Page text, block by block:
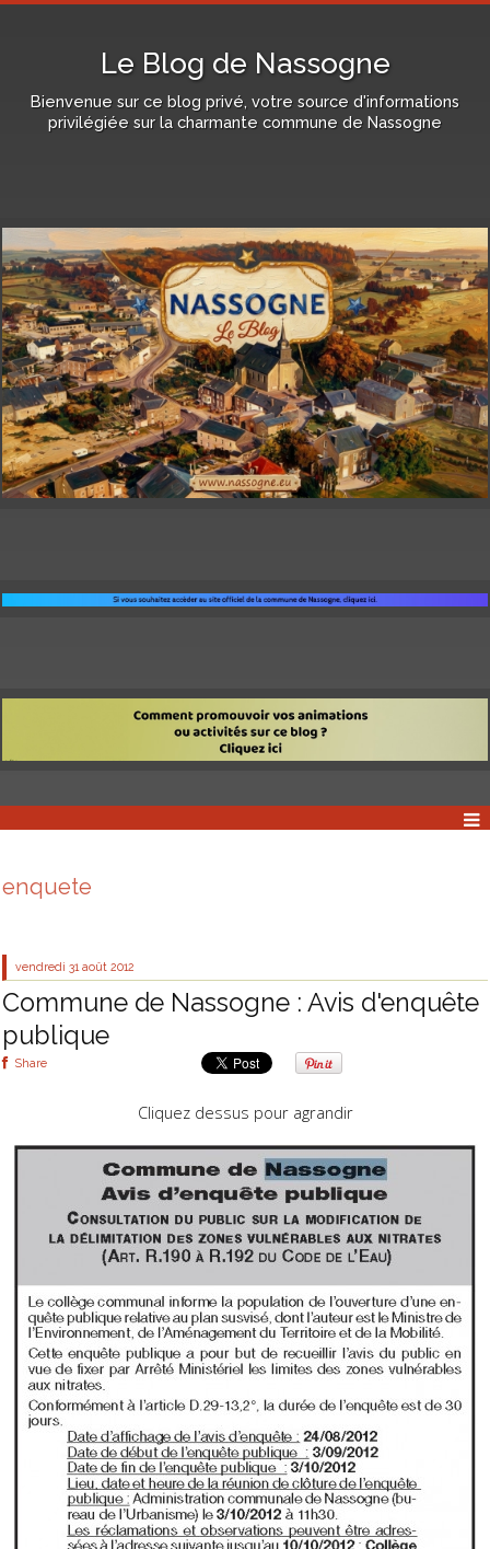
Le Blog de Nassogne
Bienvenue sur ce blog privé, votre source d'informations
privilégiée sur la charmante commune de Nassogne
enquete
vendredi 31 août 2012
Commune de Nassogne : Avis d'enquête
publique
Share
Cliquez dessus pour agrandir